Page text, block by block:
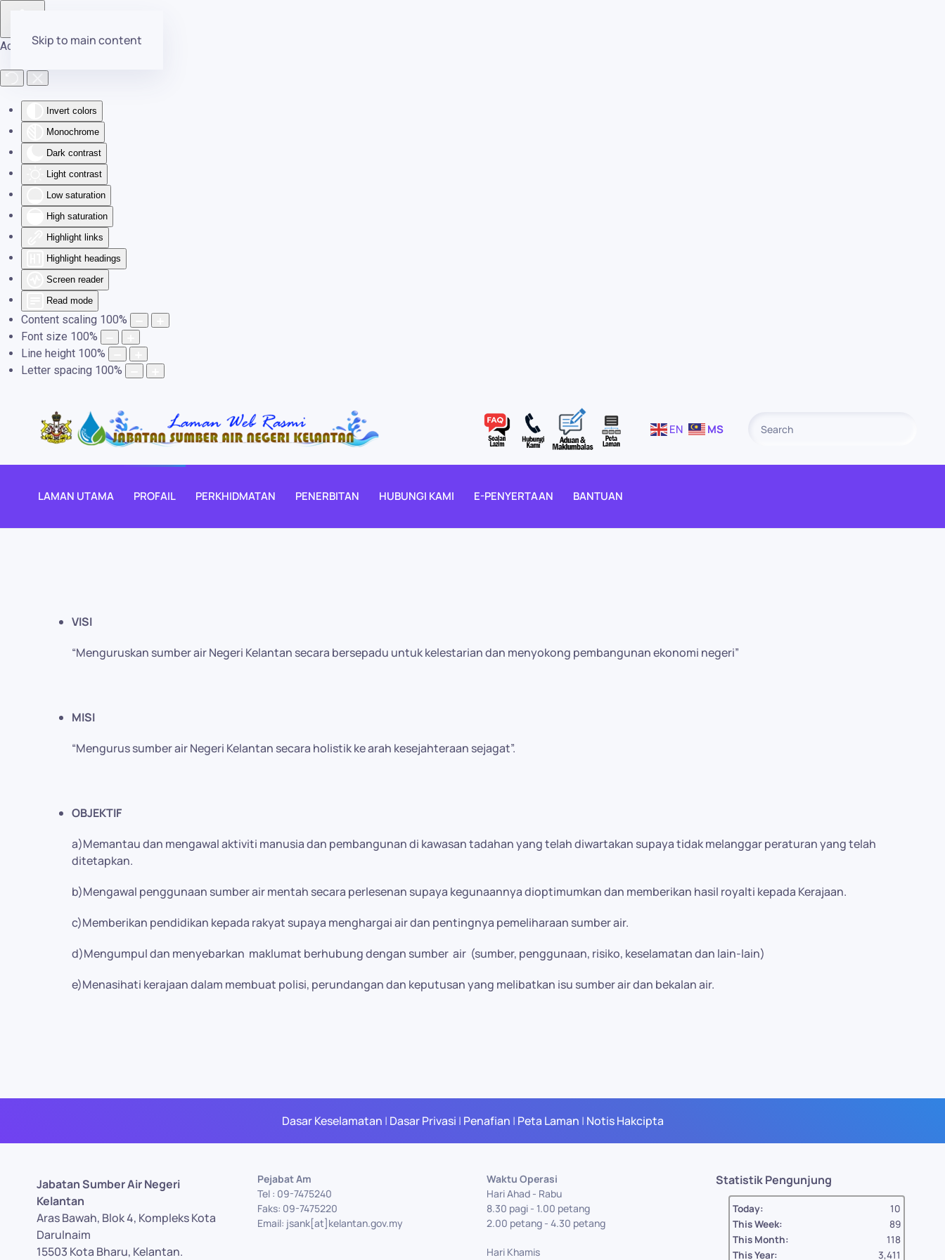
Accessibility Tools
Invert colors
Monochrome
Dark contrast
Light contrast
Low saturation
High saturation
Highlight links
Highlight headings
Screen reader
Read mode
Content scaling 100%
Font size 100%
Line height 100%
Letter spacing 100%
Skip to main content
EN MS
LAMAN UTAMA PROFAIL PERKHIDMATAN PENERBITAN HUBUNGI KAMI E-PENYERTAAN BANTUAN
VISI
“Menguruskan sumber air Negeri Kelantan secara bersepadu untuk kelestarian dan menyokong pembangunan ekonomi negeri”
MISI
“Mengurus sumber air Negeri Kelantan secara holistik ke arah kesejahteraan sejagat”.
OBJEKTIF
a)Memantau dan mengawal aktiviti manusia dan pembangunan di kawasan tadahan yang telah diwartakan supaya tidak melanggar peraturan yang telah
ditetapkan.
b)Mengawal penggunaan sumber air mentah secara perlesenan supaya kegunaannya dioptimumkan dan memberikan hasil royalti kepada Kerajaan.
c)Memberikan pendidikan kepada rakyat supaya menghargai air dan pentingnya pemeliharaan sumber air.
d)Mengumpul dan menyebarkan maklumat berhubung dengan sumber air (sumber, penggunaan, risiko, keselamatan dan lain-lain)
e)Menasihati kerajaan dalam membuat polisi, perundangan dan keputusan yang melibatkan isu sumber air dan bekalan air.
Dasar Keselamatan | Dasar Privasi | Penafian | Peta Laman | Notis Hakcipta
Jabatan Sumber Air Negeri
Kelantan
Aras Bawah, Blok 4, Kompleks Kota
Darulnaim
15503 Kota Bharu, Kelantan.
Pejabat Am
Tel : 09-7475240
Faks: 09-7475220
Email: jsank[at]kelantan.gov.my
Waktu Operasi
Hari Ahad - Rabu
8.30 pagi - 1.00 petang
2.00 petang - 4.30 petang
Hari Khamis
Statistik Pengunjung
Today:
10
This Week:
89
This Month:
118
This Year:
3,411